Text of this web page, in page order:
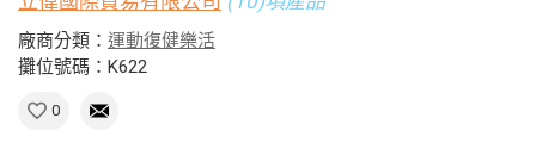
廠商分類： 運動復健樂活
攤位號碼：K622
0